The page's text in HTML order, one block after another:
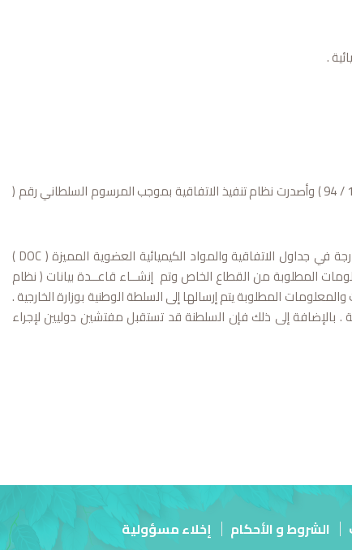
.
تعتبر السلطنة من أوئل الدول التي صادقت على الاتفاقية بموجب المرسوم السلطاني رقم ( 122 / 94 ) وأصدرت نظام تنفيذ الاتفاقية بموجب المرسوم السلطاني رقم (
تقوم وزارة البيئة والشؤون المناخية بتعبئة استمارات الإعلانات الخاصة بالمواد الكيميائية المدرجة في جداول الاتفاقية والمواد الكيميائية العضوية المميزة ( DOC )
المطلوبة من القطاع الخاص وتم إنشــاء قاعــدة بيانات ( نظام
المطلوبة يتم إرسالها إلى السلطة الوطنية بوزارة الخارجية .
بالإضافة إلى ذلك فإن السلطنة قد تستقبل مفتشين دوليين لإجراء
الشروط و الأحكام إخلاء مسؤولية